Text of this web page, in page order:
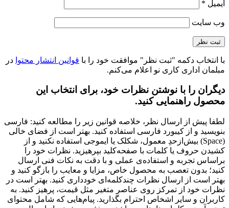
ایمیل *
وب‌ سایت
با انتخاب دکمه "ثبت نظر" موافقت خود را با قوانین انتشار محتوا در
مبلمان اداری کاری نو اعلام می‌کنم.
دیگران را با نوشتن نظرات خود، برای انتخاب این
محصول راهنمایی کنید.
لطفا پیش از ارسال نظر، خلاصه قوانین زیر را مطالعه کنید: فارسی
بنویسید و از کیبورد فارسی استفاده کنید. بهتر است از فضای خالی
(Space) بیش‌از‌حدِ معمول، شکلک یا ایموجی استفاده نکنید و از
کشیدن حروف یا کلمات با صفحه‌کلید بپرهیزید. نظرات خود را
براساس تجربه و استفاده‌ی عملی و با دقت به نکات فنی ارسال
کنید؛ بدون تعصب به محصول خاص، مزایا و معایب را بازگو کنید و
بهتر است از ارسال نظرات چندکلمه‌‌ای خودداری کنید. بهتر است در
نظرات خود از تمرکز روی عناصر متغیر مثل قیمت، پرهیز کنید. به
کاربران و سایر اشخاص احترام بگذارید. پیام‌هایی که شامل محتوای